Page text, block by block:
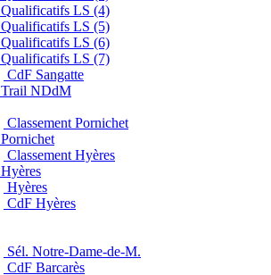
Qualificatifs LS (4)
Qualificatifs LS (5)
Qualificatifs LS (6)
Qualificatifs LS (7)
CdF Sangatte
Trail NDdM
Classement Pornichet
Pornichet
Classement Hyères
Hyères
Hyères
CdF Hyères
Sél. Notre-Dame-de-M.
CdF Barcarès